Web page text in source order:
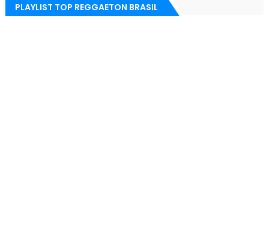
PLAYLIST TOP REGGAETON BRASIL